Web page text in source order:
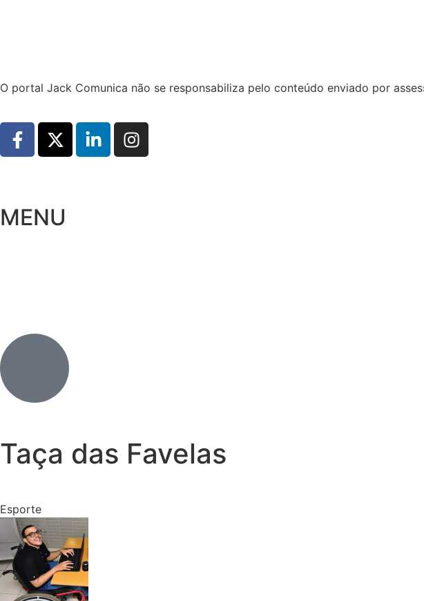
O portal Jack Comunica não se responsabiliza pelo conteúdo enviado por
MENU
Taça das Favelas
Esporte